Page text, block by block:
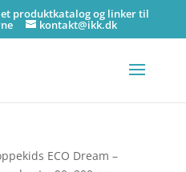
et produktkatalog og linker til
kontakt@ikk.dk
ECO Dream –